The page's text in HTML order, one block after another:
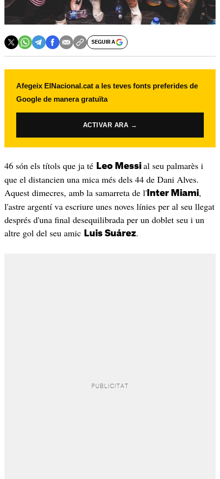
SEGUIR A
Afegeix ElNacional.cat a les teves fonts preferides de
Google de manera gratuïta
ACTIVAR ARA →
46 són els títols que ja té Leo Messi al seu palmarès i
que el distancien una mica més dels 44 de Dani Alves.
Aquest dimecres, amb la samarreta de l'Inter Miami,
l'astre argentí va escriure unes noves línies per al seu llegat
després d'una final desequilibrada per un doblet seu i un
altre gol del seu amic Luis Suárez.